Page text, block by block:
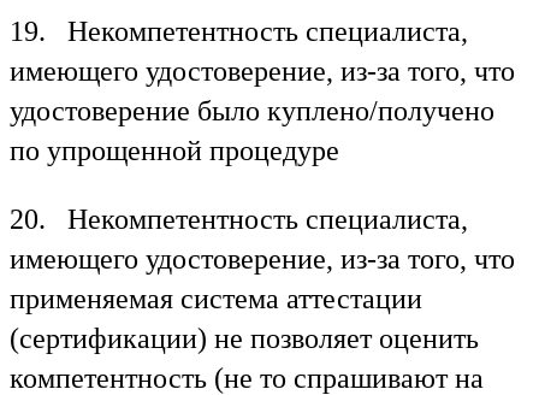
19. Некомпетентность специалиста,
имеющего удостоверение, из-за того, что
удостоверение было куплено/получено
по упрощенной процедуре
20. Некомпетентность специалиста,
имеющего удостоверение, из-за того, что
применяемая система аттестации
(сертификации) не позволяет оценить
компетентность (не то спрашивают на